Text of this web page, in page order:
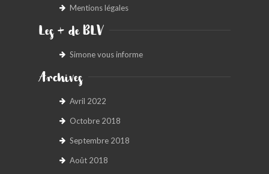
Mentions légales
Les + de BLV
Simone vous informe
Archives
Avril 2022
Octobre 2018
Septembre 2018
Août 2018